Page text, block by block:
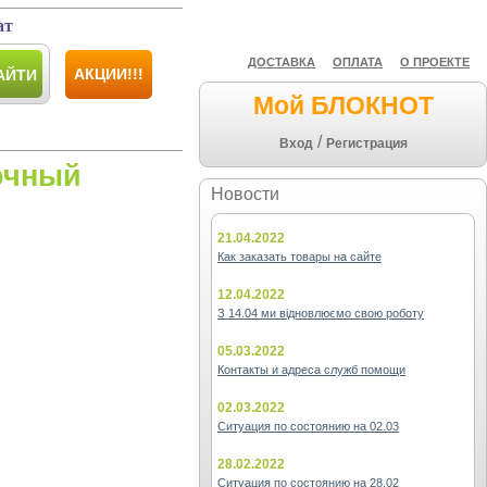
ДОСТАВКА ОПЛАТА О ПРОЕКТЕ
Мой БЛОКНОТ
Вход / Регистрация
Новости
21.04.2022
Как заказать товары на сайте
12.04.2022
З 14.04 ми відновлюємо свою роботу
05.03.2022
Контакты и адреса служб помощи
02.03.2022
Ситуация по состоянию на 02.03
28.02.2022
Ситуация по состоянию на 28.02
АКЦИИ!!!